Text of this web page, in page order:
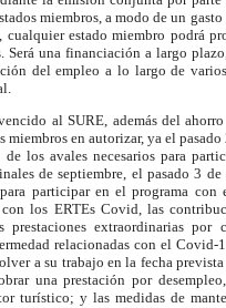
miembros, a modo de un
estado miembro podrá
Será una financiación a largo
del empleo a lo largo de
al SURE, además del
miembros en autorizar, ya el
los avales necesarios para
de septiembre, el pasado 3
participar en el programa
los ERTEs Covid, las
prestaciones extraordinarias por
relacionadas con el Covid-
a su trabajo en la fecha
una prestación por
turístico; y las medidas de